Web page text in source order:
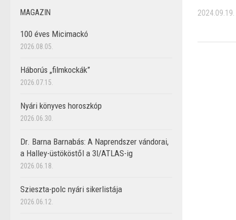
2024.09.19.
MAGAZIN
100 éves Micimackó
2026.08.05.
Háborús „filmkockák”
2026.07.15.
Nyári könyves horoszkóp
2026.06.30.
Dr. Barna Barnabás: A Naprendszer vándorai,
a Halley-üstököstől a 3I/ATLAS-ig
2026.06.18.
Szieszta-polc nyári sikerlistája
2026.06.12.